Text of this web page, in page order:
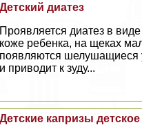
Детский диатез
Проявляется диатез в
коже ребенка, на щеках
появляются шелушащиеся
и приводит к зуду...
Детские капризы